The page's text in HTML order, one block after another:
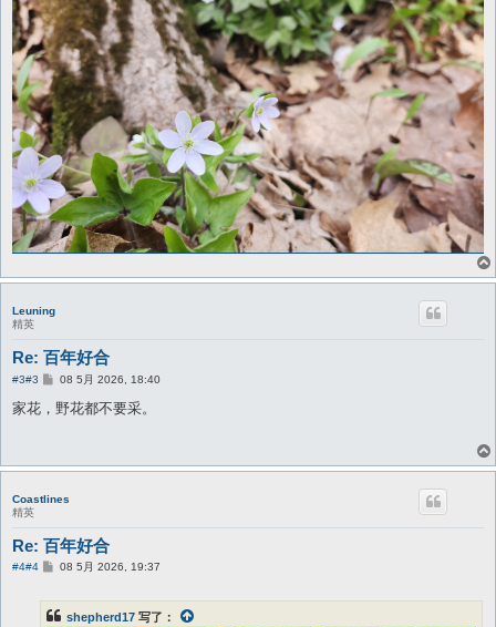
Leuning
精英
Re: 百年好合
#3#3
帖
08 5月 2026, 18:40
家花，野花都不要采。
Coastlines
精英
Re: 百年好合
#4#4
帖
08 5月 2026, 19:37
shepherd17 写了：